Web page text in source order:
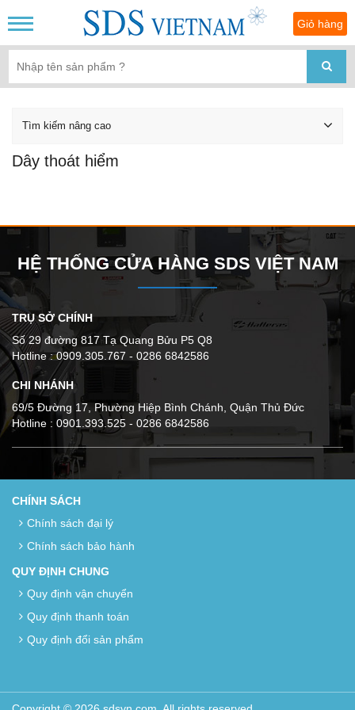
Giỏ hàng
Tìm kiếm nâng cao
Dây thoát hiểm
HỆ THỐNG CỬA HÀNG SDS VIỆT NAM
TRỤ SỞ CHÍNH
Số 29 đường 817 Tạ Quang Bửu P5 Q8
Hotline : 0909.305.767 - 0286 6842586
CHI NHÁNH
69/5 Đường 17, Phường Hiệp Bình Chánh, Quận Thủ Đức
Hotline : 0901.393.525 - 0286 6842586
CHÍNH SÁCH
Chính sách đại lý
Chính sách bảo hành
QUY ĐỊNH CHUNG
Quy định vận chuyển
Quy định thanh toán
Quy định đổi sản phẩm